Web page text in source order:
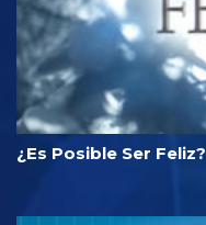
¿Es Posible Ser Feliz?